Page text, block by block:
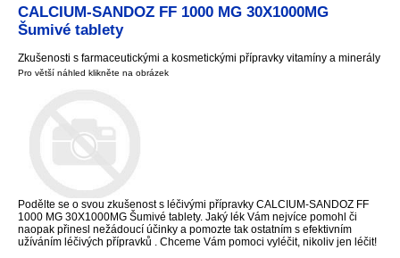
CALCIUM-SANDOZ FF 1000 MG 30X1000MG
Šumivé tablety
Zkušenosti s farmaceutickými a kosmetickými přípravky vitamíny a minerály
Pro větší náhled klikněte na obrázek
Podělte se o svou zkušenost s léčivými přípravky CALCIUM-SANDOZ FF
1000 MG 30X1000MG Šumivé tablety. Jaký lék Vám nejvíce pomohl či
naopak přinesl nežádoucí účinky a pomozte tak ostatním s efektivním
užíváním léčivých přípravků . Chceme Vám pomoci vyléčit, nikoliv jen léčit!